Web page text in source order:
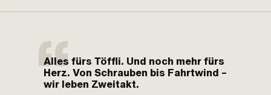
Alles fürs Töffli. Und noch mehr fürs
Herz. Von Schrauben bis Fahrtwind –
wir leben Zweitakt.